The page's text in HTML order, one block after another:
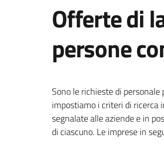
Offerte di
persone
Sono le richieste di
impostiamo i criteri di ricerca
segnalate alle aziende e in
di ciascuno. Le imprese in